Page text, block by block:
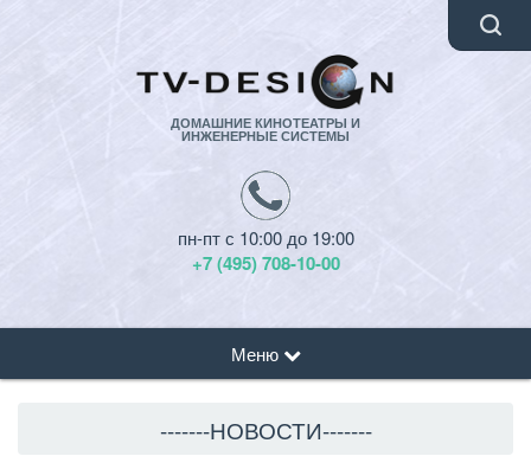
ДОМАШНИЕ КИНОТЕАТРЫ И
ИНЖЕНЕРНЫЕ СИСТЕМЫ
пн-пт с 10:00 до 19:00
+7 (495) 708-10-00
Меню
-------НОВОСТИ-------